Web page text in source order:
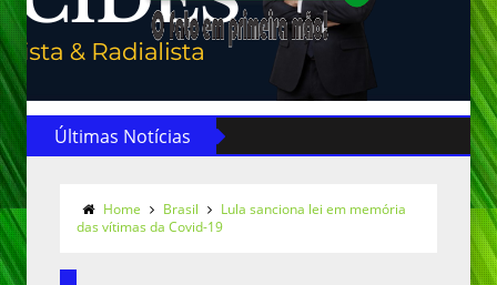
Últimas Notícias
Home Brasil
Lula sanciona lei em memória
das vítimas da Covid-19